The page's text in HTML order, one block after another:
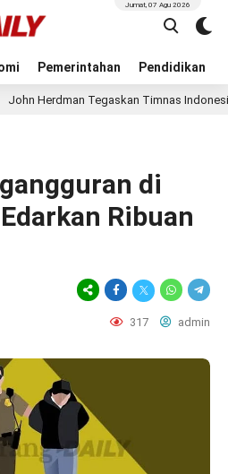
Pemerintahan Pendidikan
Jumat, 07 Agu 2026
Tegaskan Timnas Indonesia Main
di
Ribuan
317 admin